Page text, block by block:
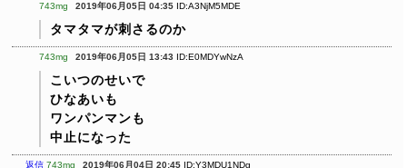
743mg 2019年06月05日 04:35 ID:A3NjM5MDE
タマタマが刺さるのか
743mg 2019年06月05日 13:43 ID:E0MDYwNzA
こいつのせいで
ひなあいも
ワンパンマンも
中止になった
返信 743mg 2019年06月04日 20:45 ID:Y3MDU1NDg